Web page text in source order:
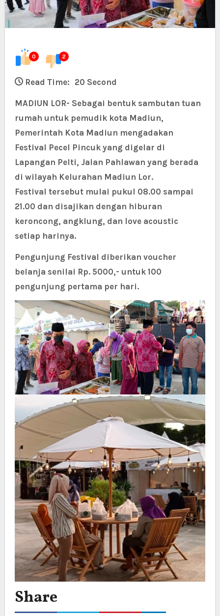
0 2
Read Time: 20 Second
MADIUN LOR- Sebagai bentuk sambutan tuan
rumah untuk pemudik kota Madiun,
Pemerintah Kota Madiun mengadakan
Festival Pecel Pincuk yang digelar di
Lapangan Pelti, Jalan Pahlawan yang berada
di wilayah Kelurahan Madiun Lor.
Festival tersebut mulai pukul 08.00 sampai
21.00 dan disajikan dengan hiburan
keroncong, angklung, dan love acoustic
setiap harinya.
Pengunjung Festival diberikan voucher
belanja senilai Rp. 5000,- untuk 100
pengunjung pertama per hari.
Share